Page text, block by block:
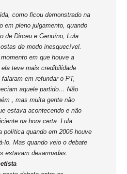
como ficou demonstrado na
em pleno julgamento, quando
de Dirceu e Genuíno, Lula
de modo inesquecível.
em que houve a
teve mais credibilidade
em refundar o PT,
aquele partido… Não
, mas muita gente não
estava acontecendo e não
na hora certa. Lula
política quando em 2006 houve
lo. Mas quando veio o debate
estavam desarmadas.